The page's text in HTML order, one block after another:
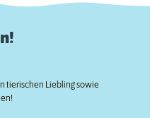
tierischen Liebling sowie